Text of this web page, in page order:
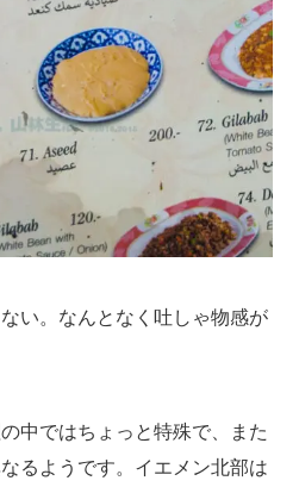
い。なんとなく吐しゃ物感が
中ではちょっと特殊で、また
るようです。イエメン北部は